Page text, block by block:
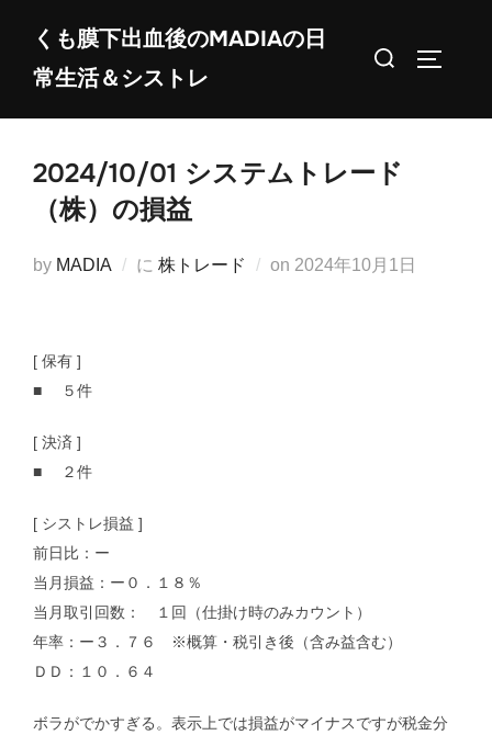
くも膜下出血後のMADIAの日
常生活＆シストレ
検
2024/10/01 システムトレード
（株）の損益
by MADIA に 株トレード on 投
2024年10月1日
[ 保有 ]
■ ５件
[ 決済 ]
■ ２件
[ シストレ損益 ]
前日比：ー
当月損益：ー０．１８％
当月取引回数： １回（仕掛け時のみカウント）
年率：ー３．７６ ※概算・税引き後（含み益含む）
ＤＤ：１０．６４
ボラがでかすぎる。表示上では損益がマイナスですが税金分